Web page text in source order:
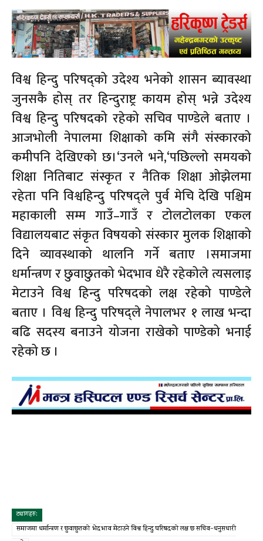
विश्व हिन्दु परिषद्को उदेश्य भनेको शासन ब्यावस्था
जुनसकै होस् तर हिन्दुराष्ट्र कायम होस् भन्ने उदेश्य
विश्व हिन्दु परिषदको रहेको सचिव पाण्डेले बताए ।
आजभोली नेपालमा शिक्षाको कमि संगै संस्कारको
कमीपनि देखिएको छ।‘उनले भने,‘पछिल्लो समयको
शिक्षा नितिबाट संस्कृत र नैतिक शिक्षा ओझेलमा
रहेता पनि विश्वहिन्दु परिषद्ले पुर्व मेचि देखि पश्चिम
महाकाली सम्म गाउँ–गाउँ र टोलटोलका एकल
विद्यालयबाट संकृत विषयको संस्कार मुलक शिक्षाको
दिने व्यावस्थाको थालनि गर्ने बताए ।समाजमा
धर्मान्त्रण र छुवाछुतको भेदभाव धेरै रहेकोले त्यसलाइ
मेटाउने विश्व हिन्दु परिषदको लक्ष रहेको पाण्डेले
बताए । विश्व हिन्दु परिषद्ले नेपालभर १ लाख भन्दा
बढि सदस्य बनाउने योजना राखेको पाण्डेको भनाई
रहेको छ ।
ट्यागहरु:
समाजमा धर्मान्त्रण र छुवाछुतको भेदभाव मेटाउने विश्व हिन्दु परिषदको लक्ष छ सचिव–धनुसधारी